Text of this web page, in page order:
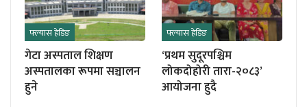
फ्ल्यास हेडिङ
गेटा अस्पताल शिक्षण
अस्पतालका रूपमा सञ्चालन
हुने
फ्ल्यास हेडिङ
‘प्रथम सुदूरपश्चिम
लोकदोहोरी तारा-२०८३’
आयोजना हुदै